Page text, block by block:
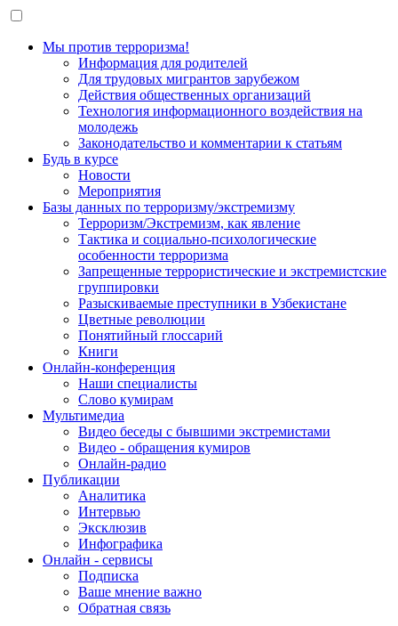
Мы против терроризма!
Информация для родителей
Для трудовых мигрантов зарубежом
Действия общественных организаций
Технология информационного воздействия на
молодежь
Законодательство и комментарии к статьям
Будь в курсе
Новости
Мероприятия
Базы данных по терроризму/экстремизму
Терроризм/Экстремизм, как явление
Тактика и социально-психологические
особенности терроризма
Запрещенные террористические и экстремистские
группировки
Разыскиваемые преступники в Узбекистане
Цветные революции
Понятийный глоссарий
Книги
Онлайн-конференция
Наши специалисты
Слово кумирам
Мультимедиа
Видео беседы с бывшими экстремистами
Видео - обращения кумиров
Онлайн-радио
Публикации
Аналитика
Интервью
Эксклюзив
Инфографика
Онлайн - сервисы
Подписка
Ваше мнение важно
Обратная связь